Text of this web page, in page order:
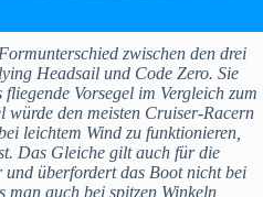
zwischen den drei
Headsail und Code Zero. Sie
Vorsegel im Vergleich zum
würde den meisten Cruiser-Racern
leichtem Wind zu funktionieren,
Das Gleiche gilt auch für die
überfordert das Boot nicht bei
man auch bei spitzen Winkeln